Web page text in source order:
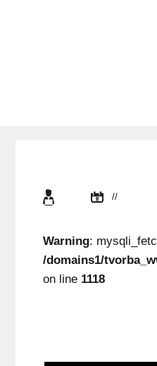
//
Warning:
/domains1/
on line 1118